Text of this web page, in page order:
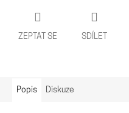
ZEPTAT SE SDÍLET
Popis Diskuze